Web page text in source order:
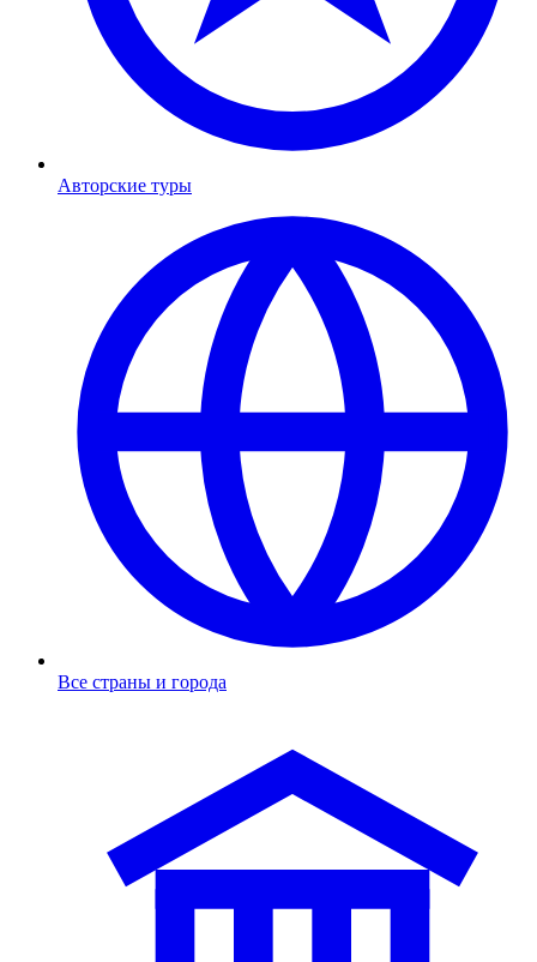
Авторские туры
Все страны и города